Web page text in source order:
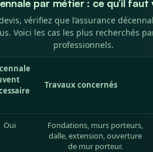
par métier : ce qu’il
vérifiez que l’assurance
Voici les cas les plus recherchés
professionnels.
Travaux concernés
Oui
Fondations, murs porteurs,
dalle, extension, ouverture
de mur porteur.